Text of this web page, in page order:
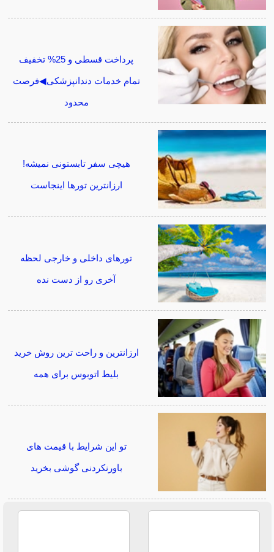
پرداخت قسطی و 25% تخفیف
تمام خدمات دندانپزشکی◀فرصت
محدود
هیچی سفر تابستونی نمیشه!
ارزانترین تورها اینجاست
تورهای داخلی و خارجی لحظه
آخری رو از دست نده
ارزانترین و راحت ترین روش خرید
بلیط اتوبوس برای همه
تو این شرایط با قیمت های
باورنکردنی گوشی بخرید